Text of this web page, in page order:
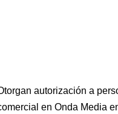
autorización a
en Onda Media